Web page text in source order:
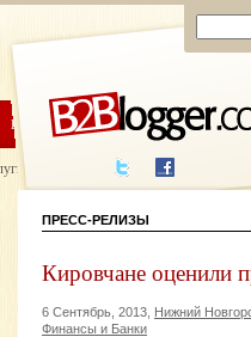
ЦЕНЫ ПОМОЩЬ
написания
ПРЕСС-РЕЛИЗЫ
Кировчане оценили
6 Сентябрь, 2013, Нижний
Финансы и Банки